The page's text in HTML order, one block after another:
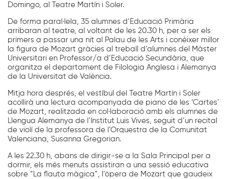
Domingo, al Teatre Martín i Soler.
De forma paral·lela, 35 alumnes d’Educació Primària
arribaran al teatre, al voltant de les 20.30 h, per a ser els
primers a passar una nit al Palau de les Arts i conéixer millor
la figura de Mozart gràcies al treball d’alumnes del Màster
Universitari en Professor/a d’Educació Secundària, que
organitza el departament de Filologia Anglesa i Alemanya
de la Universitat de València.
Mitja hora després, el vestíbul del Teatre Martín i Soler
acollirà una lectura acompanyada de piano de les ‘Cartes’
de Mozart, realitzada en col·laboració amb els alumnes de
Llengua Alemanya de l’Institut Luis Vives, seguit d’un recital
de violí de la professora de l’Orquestra de la Comunitat
Valenciana, Susanna Gregorian.
A les 22.30 h, abans de dirigir-se a la Sala Principal per a
dormir, els més menuts assistiran a una sessió educativa
sobre “La flauta màgica”, l’òpera de Mozart que gaudeix